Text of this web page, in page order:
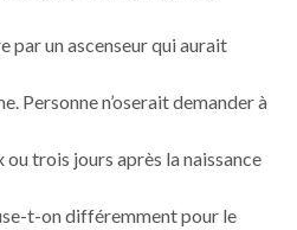
par un ascenseur qui aurait
Personne n’oserait demander à
trois jours après la naissance
t-on différemment pour le